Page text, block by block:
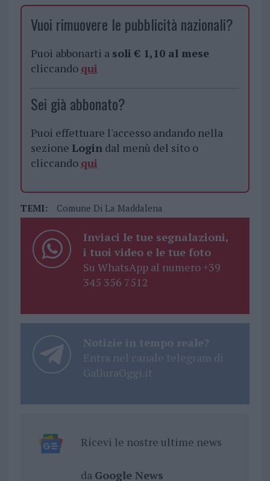
Vuoi rimuovere le pubblicità nazionali?
Puoi abbonarti a soli € 1,10 al mese
cliccando qui
Sei già abbonato?
Puoi effettuare l'accesso andando nella
sezione Logindal menù del sito o
cliccando qui
TEMI: Comune Di La Maddalena
Inviaci le tue segnalazioni,
i tuoi video e le tue foto
Su WhatsApp al numero +39
345 356 7512
Notizie in tempo reale?
Entra nel canale telegram di
GalluraOggi.it
Ricevi le nostre ultime news
da Google News